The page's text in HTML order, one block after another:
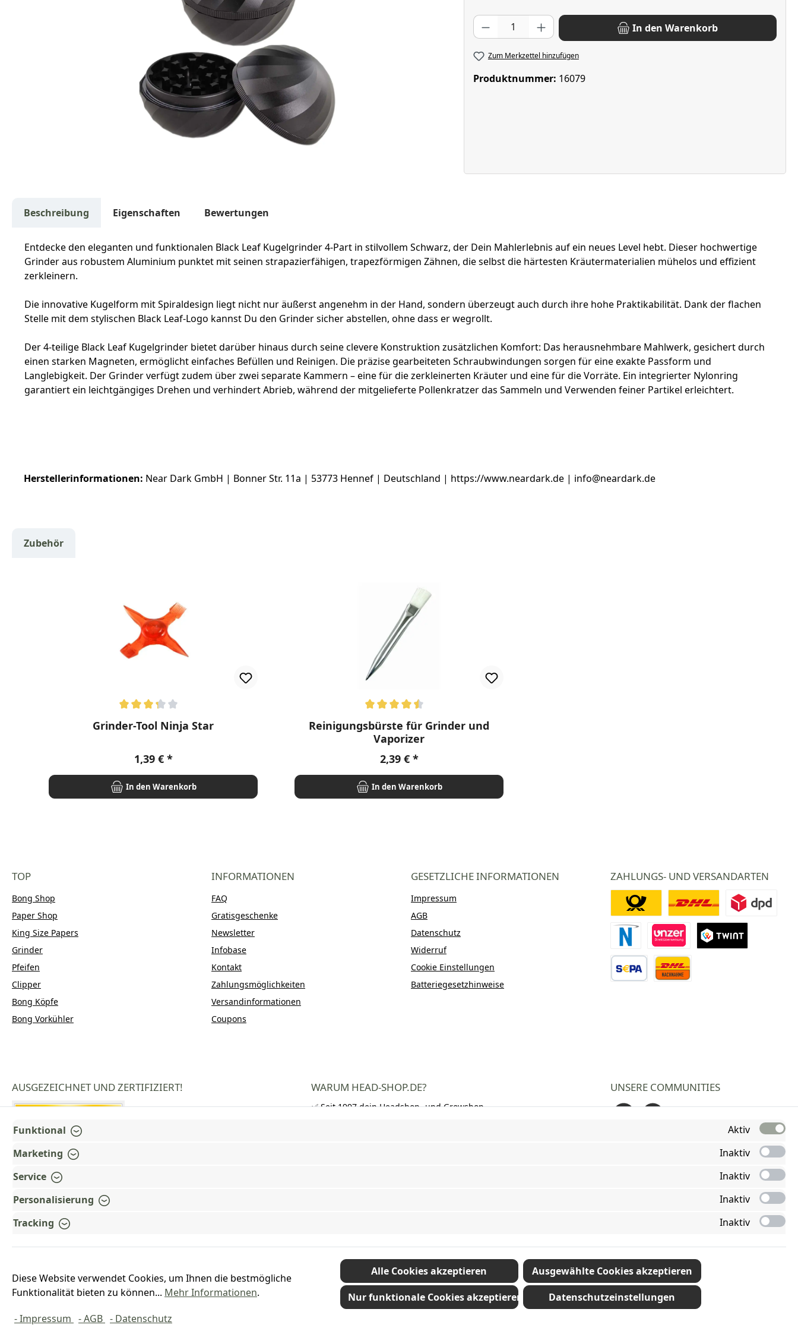
Produkt Anzahl: Gib den gewünschten Wert ein oder benutze die Schaltflächen
In den Warenkorb
Zum Merkzettel hinzufügen
Produktnummer: 16079
Beschreibung Eigenschaften Bewertungen
Entdecke den eleganten und funktionalen Black Leaf Kugelgrinder 4-Part in stilvollem Schwarz, der Dein Mahlerlebnis auf ein neues Level hebt. Dieser hochwertige
Grinder aus robustem Aluminium punktet mit seinen strapazierfähigen, trapezförmigen Zähnen, die selbst die härtesten Kräutermaterialien mühelos und effizient
zerkleinern.
Die innovative Kugelform mit Spiraldesign liegt nicht nur äußerst angenehm in der Hand, sondern überzeugt auch durch ihre hohe Praktikabilität. Dank der flachen
Stelle mit dem stylischen Black Leaf-Logo kannst Du den Grinder sicher abstellen, ohne dass er wegrollt.
Der 4-teilige Black Leaf Kugelgrinder bietet darüber hinaus durch seine clevere Konstruktion zusätzlichen Komfort: Das herausnehmbare Mahlwerk, gesichert durch
einen starken Magneten, ermöglicht einfaches Befüllen und Reinigen. Die präzise gearbeiteten Schraubwindungen sorgen für eine exakte Passform und
Langlebigkeit. Der Grinder verfügt zudem über zwei separate Kammern – eine für die zerkleinerten Kräuter und eine für die Vorräte. Ein integrierter Nylonring
garantiert ein leichtgängiges Drehen und verhindert Abrieb, während der mitgelieferte Pollenkratzer das Sammeln und Verwenden feiner Partikel erleichtert.
Herstellerinformationen: Near Dark GmbH | Bonner Str. 11a | 53773 Hennef | Deutschland | https://www.neardark.de | info@neardark.de
Zubehör
Durchschnittliche Bewertung von 3.2 von 5 Sternen
Grinder-Tool Ninja Star
Regulärer Preis:
1,39 €
In den Warenkorb
Durchschnittliche Bewertung von 4.6 von 5 Sternen
Reinigungsbürste für Grinder und
Vaporizer
Regulärer Preis:
2,39 €
In den Warenkorb
TOP
Bong Shop
Paper Shop
King Size Papers
Grinder
Pfeifen
Clipper
Bong Köpfe
Bong Vorkühler
INFORMATIONEN
FAQ
Gratisgeschenke
Newsletter
Infobase
Kontakt
Zahlungsmöglichkeiten
Versandinformationen
Coupons
GESETZLICHE INFORMATIONEN
Impressum
AGB
Datenschutz
Widerruf
Cookie Einstellungen
Batteriegesetzhinweise
ZAHLUNGS- UND VERSANDARTEN
Novalnet ZahlungDirektüberweisung
Deutsche PostDHL DPD
AUSGEZEICHNET UND ZERTIFIZIERT! WARUM HEAD-SHOP.DE?
✅ Seit 1997 dein Headshop- und Growshop-
UNSERE COMMUNITIES
*Alle Preise inkl. gesetzl. Mehrwertsteuer zzgl. Versandkostenund ggf. Nachnahmegebühren, wenn nicht anders angegeben.
Funktional
Aktiv
Marketing
Inaktiv
Service
Inaktiv
Personalisierung
Inaktiv
Tracking
Inaktiv
Diese Website verwendet Cookies, um Ihnen die bestmögliche
Funktionalität bieten zu können... Mehr Informationen.
Alle Cookies akzeptieren
Ausgewählte Cookies akzeptieren
Nur funktionale Cookies akzeptieren
Datenschutzeinstellungen
- Impressum - AGB - Datenschutz